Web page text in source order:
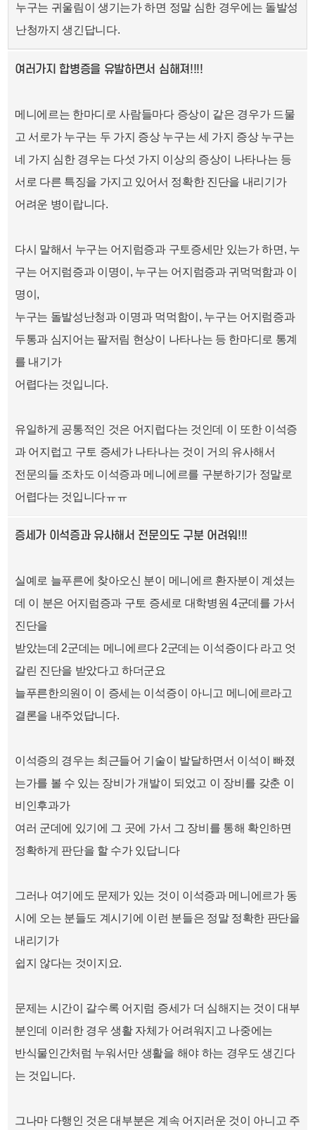
누구는 귀울림이 생기는가 하면 정말 심한 경우에는 돌발성
난청까지 생긴답니다.
여러가지 합병증을 유발하면서 심해져!!!!
메니에르는 한마디로 사람들마다 증상이 같은 경우가 드물
고 서로가 누구는 두 가지 증상 누구는 세 가지 증상 누구는
네 가지 심한 경우는 다섯 가지 이상의 증상이 나타나는 등
서로 다른 특징을 가지고 있어서 정확한 진단을 내리기가
어려운 병이랍니다.
다시 말해서 누구는 어지럼증과 구토증세만 있는가 하면, 누
구는 어지럼증과 이명이, 누구는 어지럼증과 귀먹먹함과 이
명이,
누구는 돌발성난청과 이명과 먹먹함이, 누구는 어지럼증과
두통과 심지어는 팔저림 현상이 나타나는 등 한마디로 통계
를 내기가
어렵다는 것입니다.
유일하게 공통적인 것은 어지럽다는 것인데 이 또한 이석증
과 어지럽고 구토 증세가 나타나는 것이 거의 유사해서
전문의들 조차도 이석증과 메니에르를 구분하기가 정말로
어렵다는 것입니다ㅠㅠ
증세가 이석증과 유사해서 전문의도 구분 어려워!!!
실예로 늘푸른에 찾아오신 분이 메니에르 환자분이 계셨는
데 이 분은 어지럼증과 구토 증세로 대학병원 4군데를 가서
진단을
받았는데 2군데는 메니에르다 2군데는 이석증이다 라고 엇
갈린 진단을 받았다고 하더군요
늘푸른한의원이 이 증세는 이석증이 아니고 메니에르라고
결론을 내주었답니다.
이석증의 경우는 최근들어 기술이 발달하면서 이석이 빠졌
는가를 볼 수 있는 장비가 개발이 되었고 이 장비를 갖춘 이
비인후과가
여러 군데에 있기에 그 곳에 가서 그 장비를 통해 확인하면
정확하게 판단을 할 수가 있답니다
그러나 여기에도 문제가 있는 것이 이석증과 메니에르가 동
시에 오는 분들도 계시기에 이런 분들은 정말 정확한 판단을
내리기가
쉽지 않다는 것이지요.
문제는 시간이 갈수록 어지럼 증세가 더 심해지는 것이 대부
분인데 이러한 경우 생활 자체가 어려워지고 나중에는
반식물인간처럼 누워서만 생활을 해야 하는 경우도 생긴다
는 것입니다.
그나마 다행인 것은 대부분은 계속 어지러운 것이 아니고 주